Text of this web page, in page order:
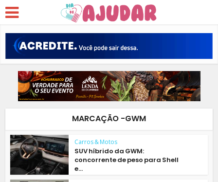
MARCAÇÃO -GWM
Carros & Motos
SUV híbrido da GWM:
concorrente de peso para Shell
e...